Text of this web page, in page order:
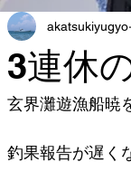
3連休
akatsukiyugyo
玄界灘遊漁船暁
釣果報告が遅く